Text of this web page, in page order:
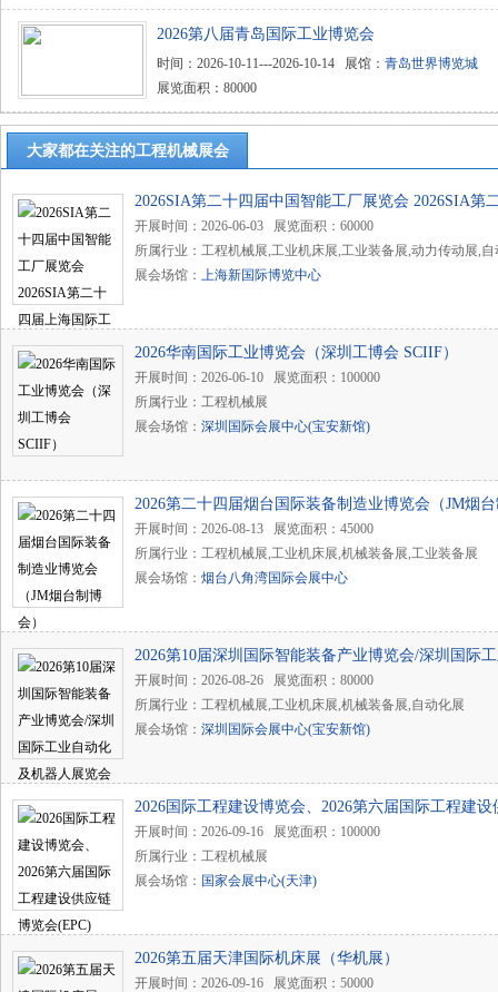
2026第八届青岛国际工业博览会
时间：2026-10-11---2026-10-14 展馆： 青岛世界博览城
展览面积：80000
大家都在关注的工程机械展会
2026SIA第二十四届中国智能工厂展览会 2026SIA第
及机器人展览会
开展时间：2026-06-03 展览面积：60000
所属行业：工程机械展,工业机床展,工业装备展,动力传动展,自
展会场馆： 上海新国际博览中心
2026华南国际工业博览会（深圳工博会 SCIIF）
开展时间：2026-06-10 展览面积：100000
所属行业：工程机械展
展会场馆： 深圳国际会展中心(宝安新馆)
2026第二十四届烟台国际装备制造业博览会（JM烟
开展时间：2026-08-13 展览面积：45000
所属行业：工程机械展,工业机床展,机械装备展,工业装备展
展会场馆： 烟台八角湾国际会展中心
2026第10届深圳国际智能装备产业博览会/深圳国际
（SIA）
开展时间：2026-08-26 展览面积：80000
所属行业：工程机械展,工业机床展,机械装备展,自动化展
展会场馆： 深圳国际会展中心(宝安新馆)
2026国际工程建设博览会、2026第六届国际工程建
开展时间：2026-09-16 展览面积：100000
所属行业：工程机械展
展会场馆： 国家会展中心(天津)
2026第五届天津国际机床展（华机展）
开展时间：2026-09-16 展览面积：50000